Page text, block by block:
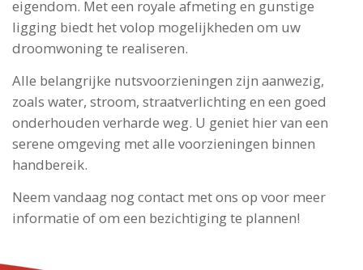
eigendom. Met een royale afmeting en gunstige
ligging biedt het volop mogelijkheden om uw
droomwoning te realiseren.
Alle belangrijke nutsvoorzieningen zijn aanwezig,
zoals water, stroom, straatverlichting en een goed
onderhouden verharde weg. U geniet hier van een
serene omgeving met alle voorzieningen binnen
handbereik.
Neem vandaag nog contact met ons op voor meer
informatie of om een bezichtiging te plannen!